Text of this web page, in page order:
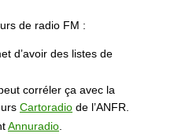
de radio FM :
d’avoir des listes de
corréler ça avec la
Cartoradio de l’ANFR.
Annuradio